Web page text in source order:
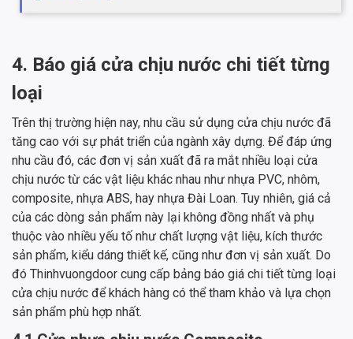
4. Báo giá cửa chịu nước chi tiết từng
loại
Trên thị trường hiện nay, nhu cầu sử dụng cửa chịu nước đã
tăng cao với sự phát triển của ngành xây dựng. Để đáp ứng
nhu cầu đó, các đơn vị sản xuất đã ra mắt nhiều loại cửa
chịu nước từ các vật liệu khác nhau như nhựa PVC, nhôm,
composite, nhựa ABS, hay nhựa Đài Loan. Tuy nhiên, giá cả
của các dòng sản phẩm này lại không đồng nhất và phụ
thuộc vào nhiều yếu tố như chất lượng vật liệu, kích thước
sản phẩm, kiểu dáng thiết kế, cũng như đơn vị sản xuất. Do
đó Thinhvuongdoor cung cấp bảng báo giá chi tiết từng loại
cửa chịu nước để khách hàng có thể tham khảo và lựa chọn
sản phẩm phù hợp nhất.